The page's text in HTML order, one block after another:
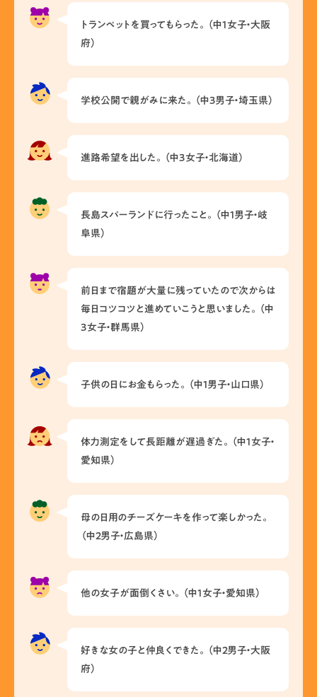
トランペットを買ってもらった。（中1女子・大阪
府）
学校公開で親がみに来た。（中3男子・埼玉県）
進路希望を出した。（中3女子・北海道）
長島スパーランドに行ったこと。（中1男子・岐
阜県）
前日まで宿題が大量に残っていたので次からは
毎日コツコツと進めていこうと思いました。（中
3女子・群馬県）
子供の日にお金もらった。（中1男子・山口県）
体力測定をして長距離が遅過ぎた。（中1女子・
愛知県）
母の日用のチーズケーキを作って楽しかった。
（中2男子・広島県）
他の女子が面倒くさい。（中1女子・愛知県）
好きな女の子と仲良くできた。（中2男子・大阪
府）